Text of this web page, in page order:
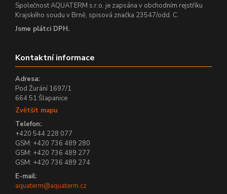
Společnost AQUATERM s.r.o. je zapsána v obchodním rejstříku
Krajského soudu v Brně, spisová značka 23547/odd. C.
Jsme plátci DPH.
Kontaktní informace
Adresa:
Pod Žurání 1697/1
664 51 Šlapanice
Zvětšit mapu
Telefon:
+420 544 228 077
GSM: +420 736 489 280
GSM: +420 736 489 277
GSM: +420 736 489 274
E-mail:
aquaterm@aquaterm.cz